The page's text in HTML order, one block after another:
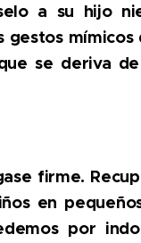
a su hijo
mímicos
se deriva
firme.
en
por